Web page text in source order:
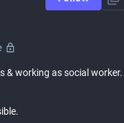
& working as social worker.